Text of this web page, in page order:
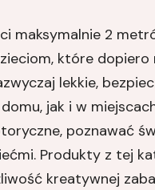
maksymalnie 2
które
lekkie,
jak i w
poznawać
Produkty z tej
kreatywnej